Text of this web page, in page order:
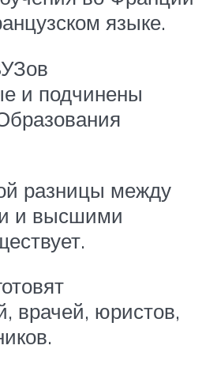
языке.
и подчинены
разницы между
и высшими
врачей, юристов,